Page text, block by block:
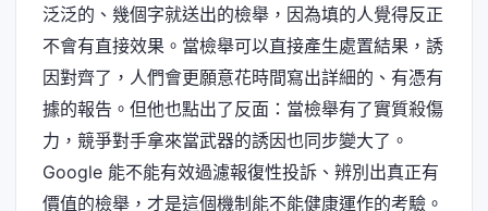
泛泛的、幾個字就送出的檢舉，因為填的人覺得反正
不會有直接效果。當檢舉可以直接產生處置結果，誘
因對齊了，人們會更願意花時間寫出詳細的、有憑有
據的報告。但他也點出了反面：當檢舉有了實質殺傷
力，競爭對手拿來當武器的誘因也同步變大了。
Google 能不能有效過濾報復性投訴、辨別出真正有
價值的檢舉，才是這個機制能不能健康運作的考驗。